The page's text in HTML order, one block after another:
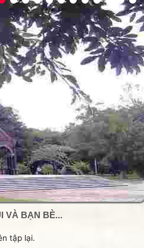
trường
hãng
VÀ BẠN BÈ...
tập lại.